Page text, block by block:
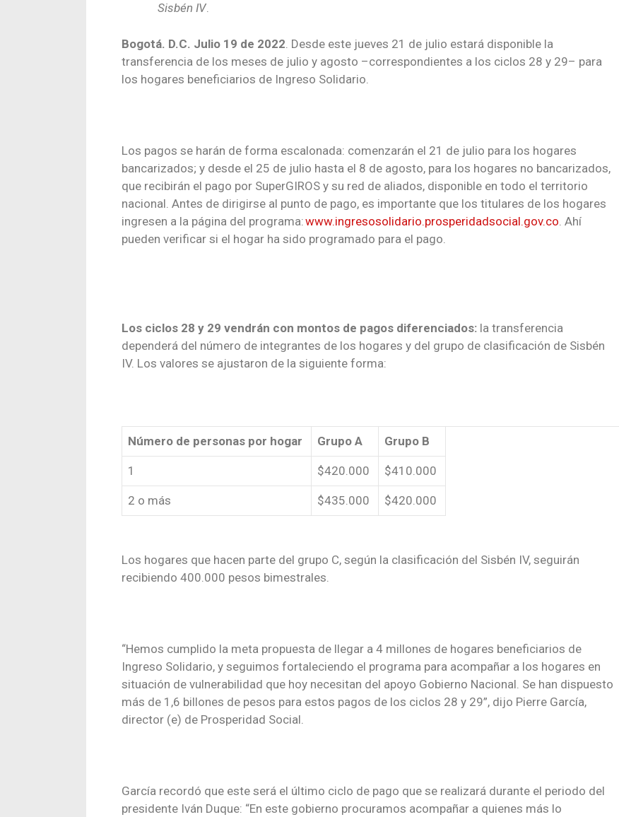
Sisbén IV.
Bogotá. D.C. Julio 19 de 2022 . Desde este jueves 21 de julio estará disponible la
transferencia de los meses de julio y agosto –correspondientes a los ciclos 28 y 29– para
los hogares beneficiarios de Ingreso Solidario.
Los pagos se harán de forma escalonada: comenzarán el 21 de julio para los hogares
bancarizados; y desde el 25 de julio hasta el 8 de agosto, para los hogares no bancarizados,
que recibirán el pago por SuperGIROS y su red de aliados, disponible en todo el territorio
nacional Antes de dirigirse al punto de pago, es importante que los titulares de los hogares
ingresen a la página del programa:www.ingresosolidario.prosperidadsocial.gov.co . Ahí
pueden verificar si el hogar ha sido programado para el pago.
Los ciclos 28 y 29 vendrán con montos de pagos diferenciados: la transferencia
dependerá del número de integrantes de los hogares y del grupo de clasificación de Sisbén
IV. Los valores se ajustaron de la siguiente forma:
Número de personas por hogar Grupo A Grupo B
1 $420.000 $410.000
2 o más $435.000 $420.000
Los hogares que hacen parte del grupo C, según la clasificación del Sisbén IV, seguirán
recibiendo 400.000 pesos bimestrales.
“Hemos cumplido la meta propuesta de llegar a 4 millones de hogares beneficiarios de
Ingreso Solidario, y seguimos fortaleciendo el programa para acompañar a los hogares en
situación de vulnerabilidad que hoy necesitan del apoyo Gobierno Nacional. Se han dispuesto
más de 1,6 billones de pesos para estos pagos de los ciclos 28 y 29”, dijo Pierre García,
director (e) de Prosperidad Social.
García recordó que este será el último ciclo de pago que se realizará durante el periodo del
presidente Iván Duque: “En este gobierno procuramos acompañar a quienes más lo